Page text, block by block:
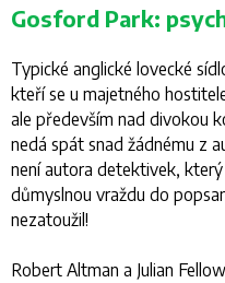
Gosford Park:
Typické anglické lovecké
kteří se u majetného
ale především nad divokou
nedá spát snad žádnému z
není autora detektivek,
důmyslnou vraždu do
nezatoužil!
Robert Altman a Julian